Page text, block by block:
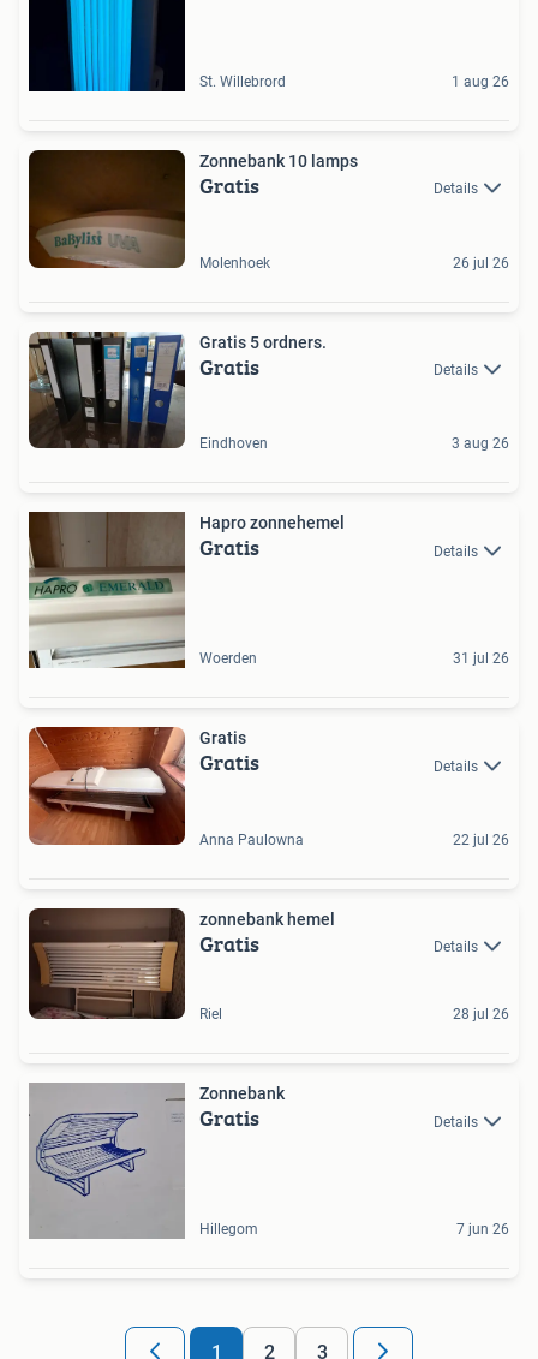
St. Willebrord 1 aug 26
Zonnebank 10 lamps
Gratis Details
Molenhoek 26 jul 26
Gratis 5 ordners.
Gratis Details
Eindhoven 3 aug 26
Hapro zonnehemel
Gratis Details
Woerden 31 jul 26
Gratis
Gratis Details
Anna Paulowna 22 jul 26
zonnebank hemel
Gratis Details
Riel 28 jul 26
Zonnebank
Gratis Details
Hillegom 7 jun 26
1 2 3